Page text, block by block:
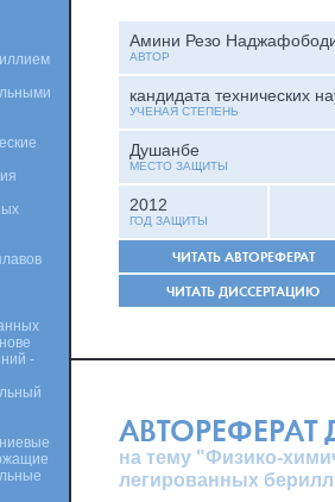
Амини Резо
АВТОР
кандидата технических
УЧЕНАЯ СТЕПЕНЬ
Душанбе
МЕСТО ЗАЩИТЫ
2012
ГОД ЗАЩИТЫ
ЧИТАТЬ АВТОРЕФЕРАТ
ЧИТАТЬ ДИССЕРТАЦИЮ
АВТОРЕФЕРАТ
на тему "Физико-
легированных
-